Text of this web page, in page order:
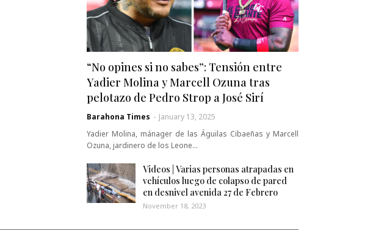
“No opines si no sabes”: Tensión entre
Yadier Molina y Marcell Ozuna tras
pelotazo de Pedro Strop a José Sirí
Barahona Times - January 13, 2025
Yadier Molina, mánager de las Águilas Cibaeñas y Marcell
Ozuna, jardinero de los Leone…
Videos | Varias personas atrapadas en
vehículos luego de colapso de pared
en desnivel avenida 27 de Febrero
November 18, 2023